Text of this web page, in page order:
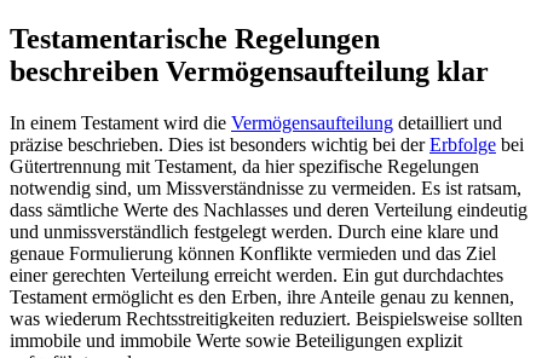
Testamentarische Regelungen
beschreiben Vermögensaufteilung klar
In einem Testament wird die Vermögensaufteilung detailliert und
präzise beschrieben. Dies ist besonders wichtig bei derErbfolge bei
Gütertrennung mit Testament, da hier spezifische Regelungen
notwendig sind, um Missverständnisse zu vermeiden. Es ist ratsam,
dass sämtliche Werte des Nachlasses und deren Verteilung eindeutig
und unmissverständlich festgelegt werden. Durch eine klare und
genaue Formulierung können Konflikte vermieden und das Ziel
einer gerechten Verteilung erreicht werden. Ein gut durchdachtes
Testament ermöglicht es den Erben, ihre Anteile genau zu kennen,
was wiederum Rechtsstreitigkeiten reduziert. Beispielsweise sollten
immobile und immobile Werte sowie Beteiligungen explizit